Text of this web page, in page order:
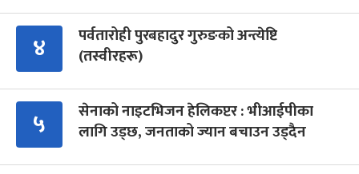
४
पर्वतारोही पुरबहादुर गुरुङको अन्त्येष्टि
(तस्वीरहरू)
५
सेनाको नाइटभिजन हेलिकप्टर : भीआईपीका
लागि उड्छ, जनताको ज्यान बचाउन उड्दैन